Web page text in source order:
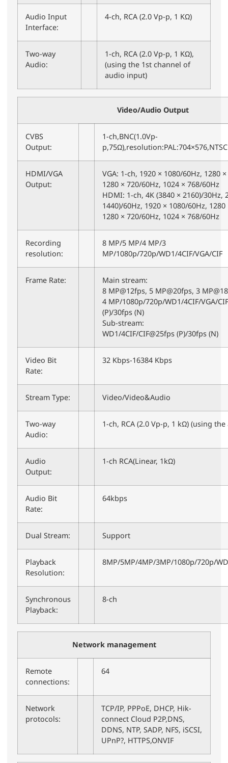
Audio Input
Interface:
4-ch, RCA (2.0 Vp-p, 1 KΩ)
Two-way
Audio:
1-ch, RCA (2.0 Vp-p, 1 KΩ),
(using the 1st channel of
audio input)
Video/Audio Output
CVBS
Output:
1-ch,BNC(1.0Vp-
HDMI/VGA
Output:
VGA: 1-ch, 1920 × 1080/60Hz, 1280
1280 × 720/60Hz, 1024 × 768/60Hz
HDMI: 1-ch, 4K (3840 × 2160)/30Hz,
1440)/60Hz, 1920 × 1080/60Hz,
1280 × 720/60Hz, 1024 × 768/60Hz
Recording
resolution:
8 MP/5 MP/4 MP/3
MP/1080p/720p/WD1/4CIF/VGA/CIF
Frame Rate:
Main stream:
8 MP@12fps, 5 MP@20fps, 3
4 MP/1080p/720p/WD1/4CIF/VGA/
(P)/30fps (N)
Sub-stream:
WD1/4CIF/CIF@25fps (P)/30fps (N)
Video Bit
Rate:
32 Kbps-16384 Kbps
Stream Type: Video/Video&Audio
Two-way
Audio:
1-ch, RCA (2.0 Vp-p, 1 kΩ) (using
Audio
Output:
1-ch RCA(Linear, 1kΩ)
Audio Bit
Rate:
64kbps
Dual Stream: Support
Playback
Resolution:
8MP/5MP/4MP/3MP/1080p/720p/
Synchronous
Playback:
8-ch
Network management
Remote
connections:
64
Network
protocols:
TCP/IP, PPPoE, DHCP, Hik-
connect Cloud P2P,DNS,
DDNS, NTP, SADP, NFS, iSCSI,
UPnP?, HTTPS,ONVIF